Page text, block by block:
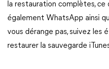
la restauration complètes, ce
également WhatsApp ainsi
vous dérange pas, suivez les
restaurer la sauvegarde